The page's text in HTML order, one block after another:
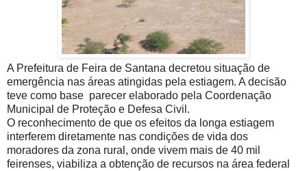
A Prefeitura de Feira de Santana decretou situação de
emergência nas áreas atingidas pela estiagem. A decisão
teve como base parecer elaborado pela Coordenação
Municipal de Proteção e Defesa Civil.
O reconhecimento de que os efeitos da longa estiagem
interferem diretamente nas condições de vida dos
moradores da zona rural, onde vivem mais de 40 mil
feirenses, viabiliza a obtenção de recursos na área federal